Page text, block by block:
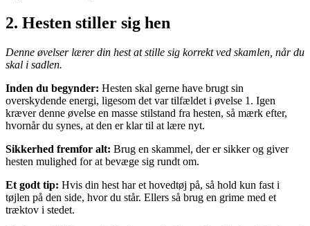
2. Hesten stiller sig hen
Denne øvelser lærer din hest at stille sig korrekt ved skamlen, når du
skal i sadlen.
Inden du begynder: Hesten skal gerne have brugt sin
overskydende energi, ligesom det var tilfældet i øvelse 1. Igen
kræver denne øvelse en masse stilstand fra hesten, så mærk efter,
hvornår du synes, at den er klar til at lære nyt.
Sikkerhed fremfor alt: Brug en skammel, der er sikker og giver
hesten mulighed for at bevæge sig rundt om.
Et godt tip: Hvis din hest har et hovedtøj på, så hold kun fast i
tøjlen på den side, hvor du står. Ellers så brug en grime med et
træktov i stedet.